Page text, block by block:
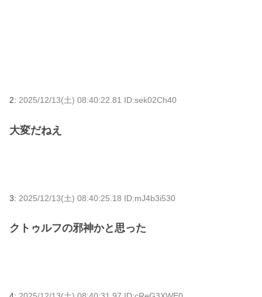
2: 2025/12/13(土) 08:40:22.81 ID:sek02Ch40
大変だねえ
3: 2025/12/13(土) 08:40:25.18 ID:mJ4b3i530
クトゥルフの邪神かと思った